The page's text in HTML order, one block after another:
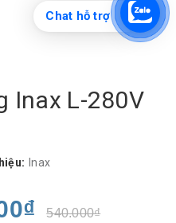
Inax L-280V
Inax
540.000₫
Chat hỗ trợ